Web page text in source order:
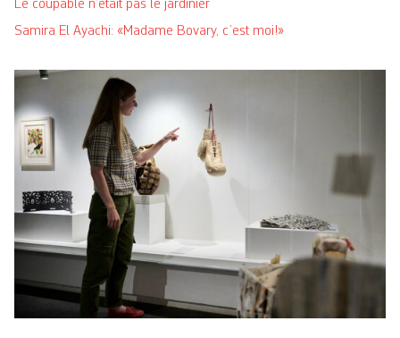
Le coupable n’était pas le jardinier
Samira El Ayachi: «Madame Bovary, c’est moi!»